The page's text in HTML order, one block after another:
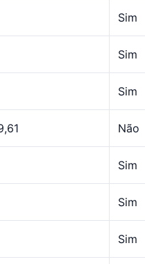
Sim
Sim
Sim
Não
Sim
Sim
Sim